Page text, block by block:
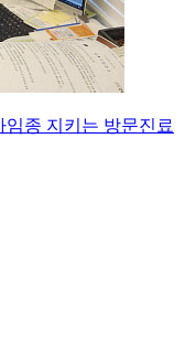
임종 지키는 방문진료